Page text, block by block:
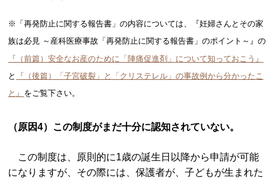
※「再発防止に関する報告書」の内容については、『妊婦さんとその家
族は必見 ～産科医療事故「再発防止に関する報告書」のポイント～』の
『（前篇）安全なお産のために「陣痛促進剤」について知っておこう』
と
『（後篇）「子宮破裂」と「クリステレル」の事故例から分かったこ
と』 をご覧下さい。
（原因4）この制度がまだ十分に認知されていない。
この制度は、原則的に1歳の誕生日以降から申請が可能
になりますが、その際には、保護者が、子どもが生まれた